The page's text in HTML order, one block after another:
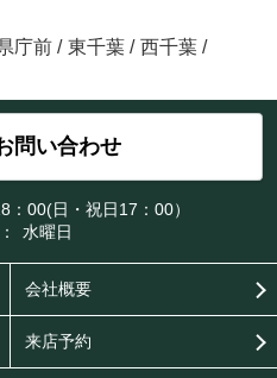
庁前 / 東千葉 / 西千葉 /
問い合わせ
：00(日・祝日17：00）
水曜日
会社概要
来店予約